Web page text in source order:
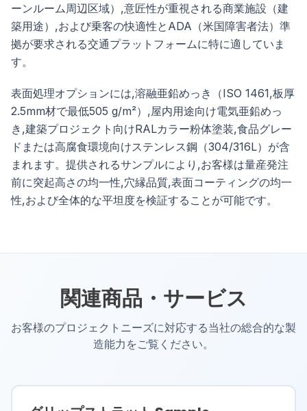
ーンルーム周辺区域）,意匠性が重視される商業施設（建
築用途）,および乗客の快適性とADA（米国障害者法）準
拠が要求される交通プラットフォームに特に適していま
す。
表面処理オプションには,溶融亜鉛めっき（ISO 1461,板厚
2.5mm材で最低505 g/m²）,屋内用途向け電気亜鉛めっ
き,建築プロジェクト向けRALカラー粉体塗装,食品グレー
ドまたは高腐食環境向けステンレス鋼（304/316L）が含
まれます。提供されるサンプルにより,お客様は量産発注
前に突起高さの均一性,穴縁品質,表面コーティングの均一
性,および全体的な平坦度を検証することが可能です。
関連商品・サービス
お客様のプロジェクトニーズに対応する当社の総合的な製
造能力をご覧ください。